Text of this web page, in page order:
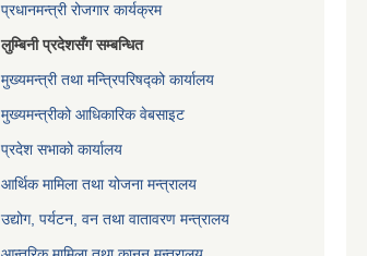
प्रधानमन्त्री रोजगार कार्यक्रम
लुम्बिनी प्रदेशसँग सम्बन्धित
मुख्यमन्त्री तथा मन्त्रिपरिषद्को कार्यालय
मुख्यमन्त्रीको आधिकारिक वेबसाइट
प्रदेश सभाको कार्यालय
आर्थिक मामिला तथा योजना मन्त्रालय
उद्योग, पर्यटन, वन तथा वातावरण मन्त्रालय